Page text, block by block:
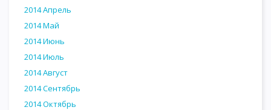
2014 Апрель
2014 Май
2014 Июнь
2014 Июль
2014 Август
2014 Сентябрь
2014 Октябрь